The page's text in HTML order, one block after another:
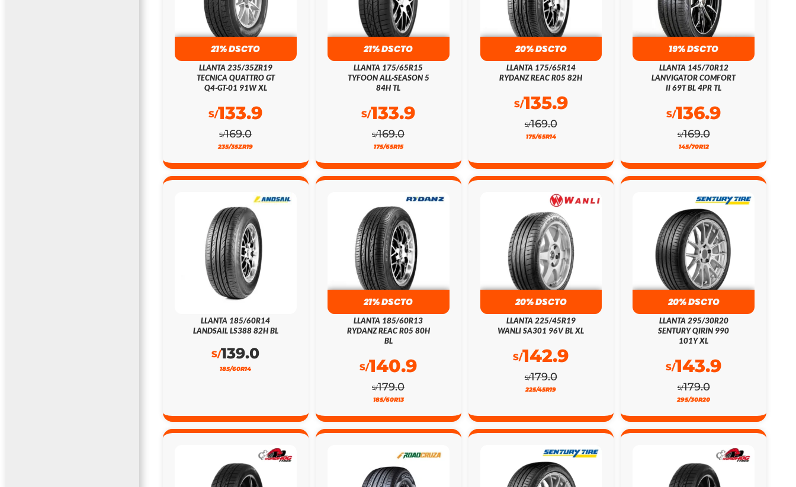
21% DSCTO
LLANTA 235/35ZR19
TECNICA QUATTRO GT
Q4-GT-01 91W XL
S/169.0
S/133.9
235/35ZR19
21% DSCTO
LLANTA 175/65R15
TYFOON ALL-SEASON 5
84H TL
S/169.0
S/133.9
175/65R15
20% DSCTO
LLANTA 175/65R14
RYDANZ REAC R05 82H
S/169.0
S/135.9
175/65R14
19% DSCTO
LLANTA 145/70R12
LANVIGATOR COMFORT
II 69T BL 4PR TL
S/169.0
S/136.9
145/70R12
LLANTA 185/60R14
LANDSAIL LS388 82H BL
S/139.0
185/60R14
21% DSCTO
LLANTA 185/60R13
RYDANZ REAC R05 80H
BL
S/179.0
S/140.9
185/60R13
20% DSCTO
LLANTA 225/45R19
WANLI SA301 96V BL XL
S/179.0
S/142.9
225/45R19
20% DSCTO
LLANTA 295/30R20
SENTURY QIRIN 990
101Y XL
S/179.0
S/143.9
295/30R20